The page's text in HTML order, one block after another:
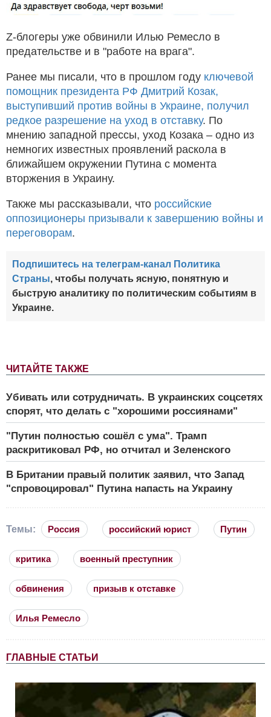
ЧИТАЙТЕ ТАКЖЕ
Убивать или сотрудничать. В украинских соцсетях
спорят, что делать с "хорошими россиянами"
"Путин полностью сошёл с ума". Трамп
раскритиковал РФ, но отчитал и Зеленского
В Британии правый политик заявил, что Запад
"спровоцировал" Путина напасть на Украину
Z-блогеры уже обвинили Илью Ремесло в
предательстве и в "работе на врага".
Ранее мы писали, что в прошлом году ключевой
помощник президента РФ Дмитрий Козак,
выступивший против войны в Украине, получил
редкое разрешение на уход в отставку. По
мнению западной прессы, уход Козака – одно из
немногих известных проявлений раскола в
ближайшем окружении Путина с момента
вторжения в Украину.
Также мы рассказывали, что российские
оппозиционеры призывали к завершению войны и
переговорам.
Подпишитесь на телеграм-канал Политика
Страны, чтобы получать ясную, понятную и
быструю аналитику по политическим событиям в
Украине.
Темы: Россия российский юрист Путин
критика военный преступник
обвинения призыв к отставке
Илья Ремесло
ГЛАВНЫЕ СТАТЬИ